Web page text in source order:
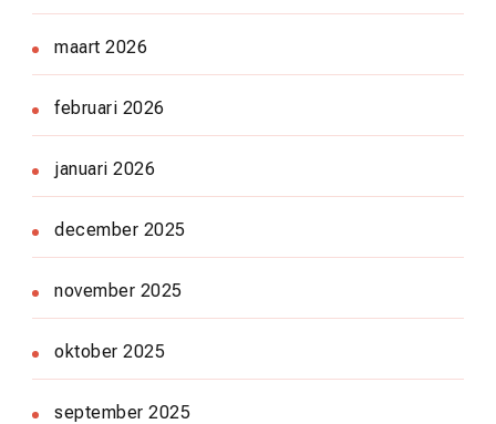
maart 2026
februari 2026
januari 2026
december 2025
november 2025
oktober 2025
september 2025